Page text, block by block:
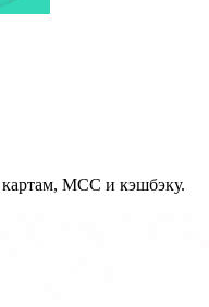
MCC и кэшбэку.